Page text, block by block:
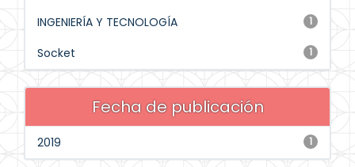
1
INGENIERÍA Y TECNOLOGÍA
1
Socket
Fecha de publicación
1
2019